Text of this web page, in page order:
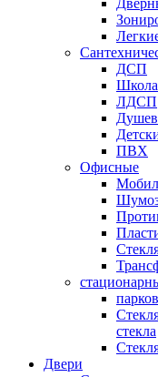
ДСП
Школа
ЛДСП
ПВХ
Офисные
стекла
Двери